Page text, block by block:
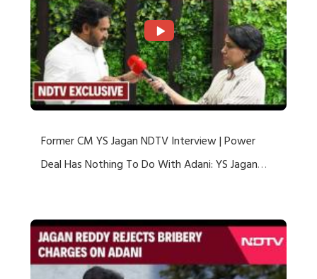
Former CM YS Jagan NDTV Interview | Power
Deal Has Nothing To Do With Adani: YS Jagan